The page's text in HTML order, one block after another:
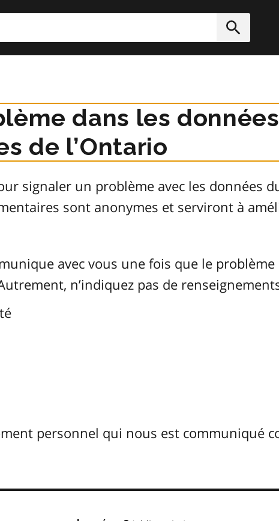
dans les
de l’Ontario
signaler un problème avec les données
sont anonymes et serviront à
avec vous une fois que le
n’indiquez pas de
personnel qui nous est communiqué